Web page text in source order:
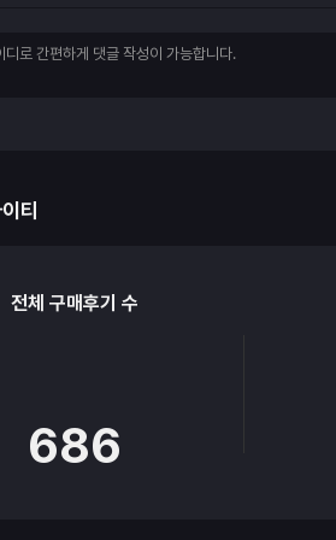
티
전체 구매후기 수
686